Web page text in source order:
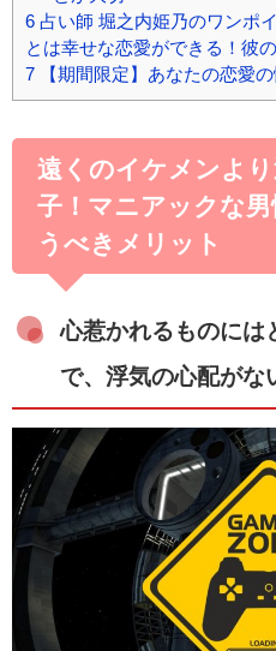
6 占い師 堀之内姫乃のワンポ
とは幸せな恋愛ができる！彼
7 【期間限定】あなたの恋愛
遠くのイケメンよ
子！マニアックな
うべきメリット
心惹かれるものには
で、浮気の心配がな